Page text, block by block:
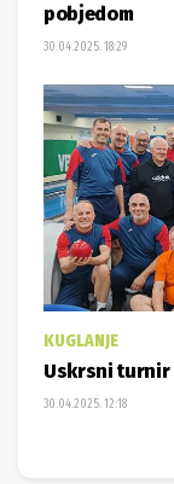
pobjedom
30.04.2025. 18:29
KUGLANJE
Uskrsni turnir
30.04.2025. 12:18